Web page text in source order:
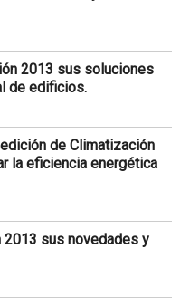
2013 sus soluciones
de edificios.
de Climatización
la eficiencia energética
2013 sus novedades y